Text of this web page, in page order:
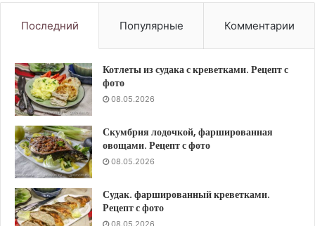
Последний Популярные Комментарии
Котлеты из судака с креветками. Рецепт с
фото
08.05.2026
Скумбрия лодочкой, фаршированная
овощами. Рецепт с фото
08.05.2026
Судак. фаршированный креветками.
Рецепт с фото
08.05.2026